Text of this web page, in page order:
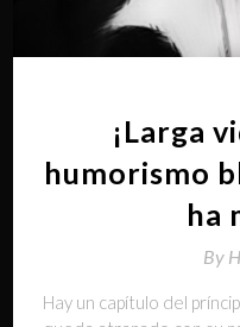
¡Larga
humorismo
ha
By
Hay un capítulo del